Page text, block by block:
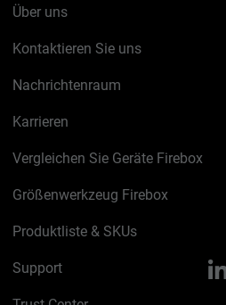
Über uns
Kontaktieren Sie uns
Nachrichtenraum
Karrieren
Vergleichen Sie Geräte Firebox
Größenwerkzeug Firebox
Produktliste & SKUs
Support